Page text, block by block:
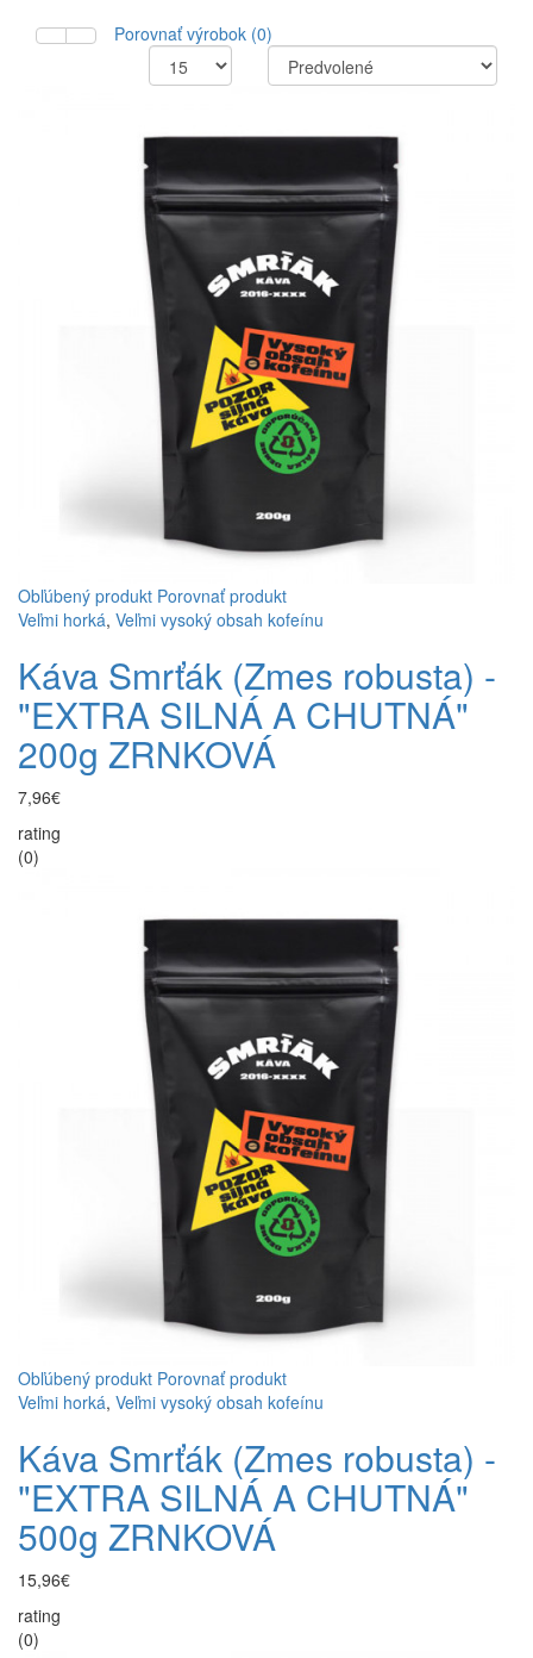
Porovnať výrobok (0)
Obľúbený produkt Porovnať produkt
Veľmi horká, Veľmi vysoký obsah kofeínu
Káva Smrťák (Zmes robusta) -
"EXTRA SILNÁ A CHUTNÁ"
200g ZRNKOVÁ
7,96€
rating
(0)
Obľúbený produkt Porovnať produkt
Veľmi horká, Veľmi vysoký obsah kofeínu
Káva Smrťák (Zmes robusta) -
"EXTRA SILNÁ A CHUTNÁ"
500g ZRNKOVÁ
15,96€
rating
(0)